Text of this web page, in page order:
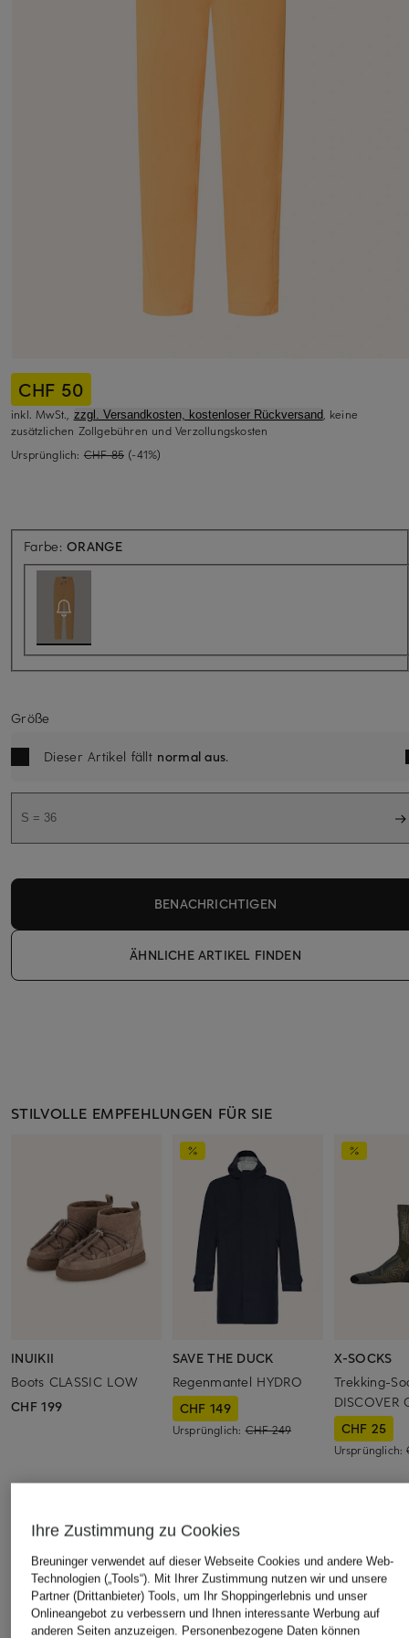
CHF 50
inkl. MwSt., zzgl. Versandkosten, kostenloser Rückversand, keine
zusätzlichen Zollgebühren und Verzollungskosten
Ursprünglich: CHF 85 (-41%)
Farbe:ORANGEAktuell nicht verfügbar
Größe
Dieser Artikel fällt normal aus.
S = 36
BENACHRICHTIGEN
ÄHNLICHE ARTIKEL FINDEN
STILVOLLE EMPFEHLUNGEN FÜR SIE
INUIKII
Boots CLASSIC LOW
CHF 199
SAVE THE DUCK
Regenmantel HYDRO
CHF 149
Ursprünglich:CHF 249
X-SOCKS
Trekking-
DISCOVER
CHF 25
Ursprünglich:
ÄHNLICHE ARTIKEL ENTDECKEN
Ihre Zustimmung zu Cookies
Breuninger verwendet auf dieser Webseite Cookies und andere Web-
Technologien („Tools“). Mit Ihrer Zustimmung nutzen wir und unsere
Partner (Drittanbieter) Tools, um Ihr Shoppingerlebnis und unser
Onlineangebot zu verbessern und Ihnen interessante Werbung auf
anderen Seiten anzuzeigen. Personenbezogene Daten können